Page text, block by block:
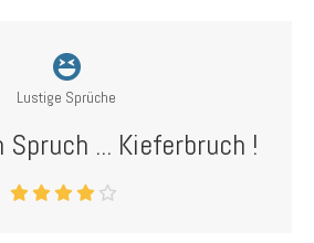
Lustige Sprüche
Spruch ... Kieferbruch !